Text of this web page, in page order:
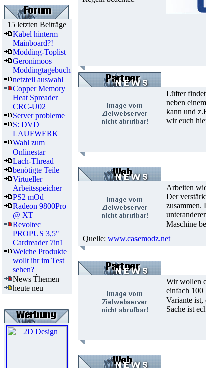
15 letzten Beiträge
Kabel hinterm
Mainboard?!
Modding-Toplist
Geronimoos
Moddingtagebuch
netzteil auswahl
Copper Memory
Heat Spreader
CRC-U02
Server probleme
S: DVD
LAUFWERK
Wahl zum
Onlinestar
Lach-Thread
benötigte Teile
Virtueller
Arbeitsspeicher
PS2 mOd
Radeon 9800Pro
@ XT
Revoltec
PROPUS 3,5"
Cardreader 7in1
Welche Produkte
wollt ihr im Test
sehen?
News Themen
heute neu
Lüfter findet
neben
kann und
wir euch
Arbeiten
Der
zusammen.
Maschine
Quelle: www.casemodz.net
Wir wollen
einfach 100
Variante
Sache ist